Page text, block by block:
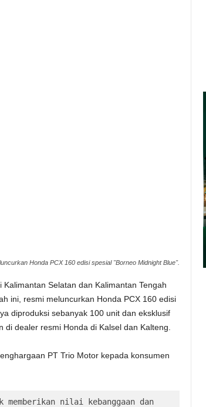
Honda PCX 160 edisi spesial "Borneo Midnight Blue".
Selatan dan Kalimantan Tengah
ini, resmi meluncurkan Honda PCX 160 edisi
diproduksi sebanyak 100 unit dan eksklusif
dealer resmi Honda di Kalsel dan Kalteng.
PT Trio Motor kepada konsumen
nilai kebanggaan dan